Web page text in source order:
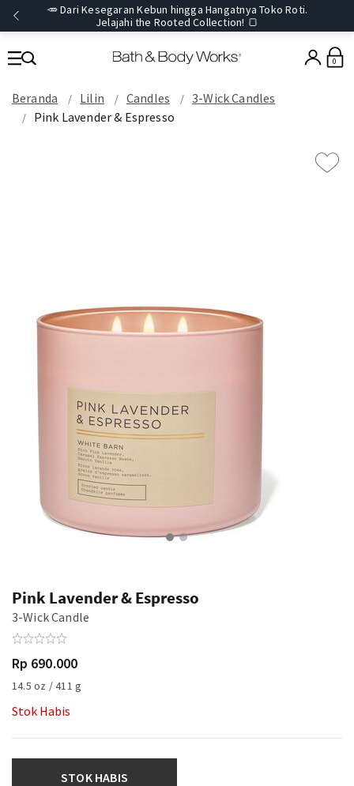
🥕 Dari Kesegaran Kebun hingga Hangatnya Toko Roti.
Jelajahi the Rooted Collection! 🍞
0
Beranda Lilin Candles
3-Wick Candles
Pink Lavender & Espresso
Pink Lavender & Espresso
3-Wick Candle
Rp 690.000
14.5 oz / 411 g
Stok Habis
STOK HABIS